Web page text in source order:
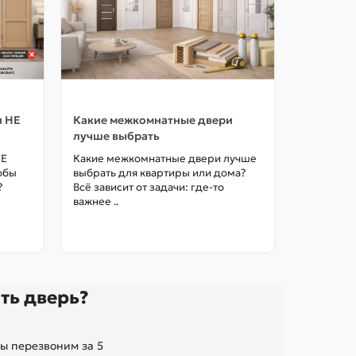
НЕ
Какие межкомнатные двери
лучше выбрать
Какие межкомнатные двери лучше
выбрать для квартиры или дома?
Всё зависит от задачи: где-то
важнее ..
дверь?
перезвоним за 5